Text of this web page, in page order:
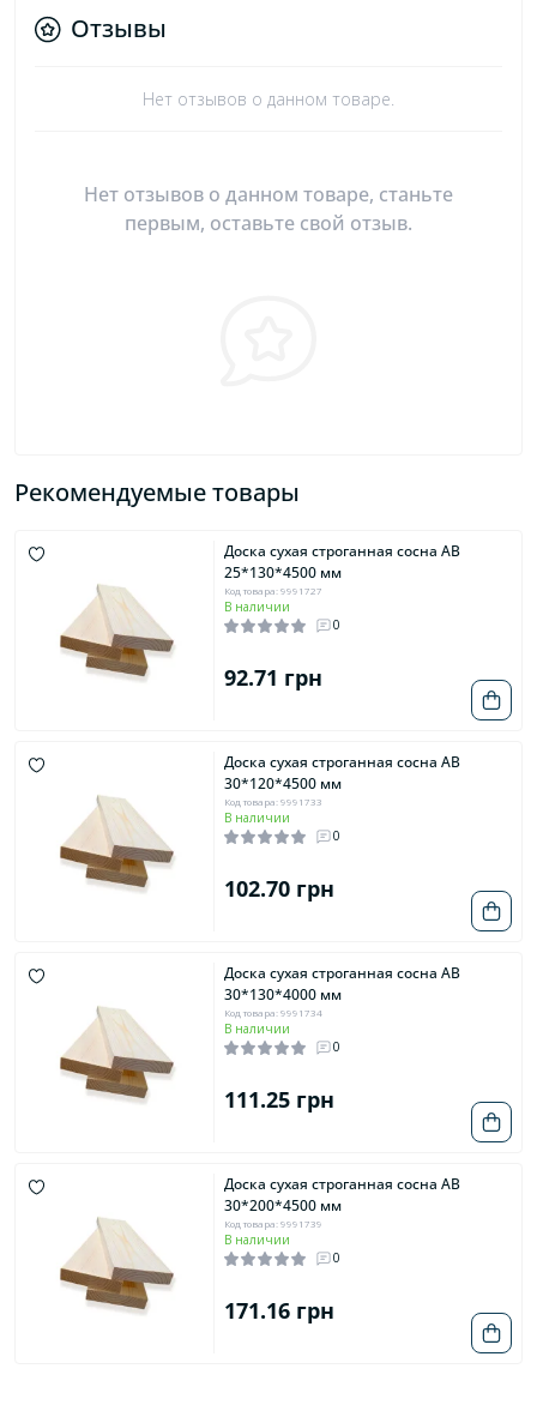
Отзывы
Нет отзывов о данном товаре.
Нет отзывов о данном товаре, станьте
первым, оставьте свой отзыв.
Рекомендуемые товары
Доска сухая строганная сосна AB
25*130*4500 мм
Код товара: 9991727
В наличии
0
92.71 грн
Доска сухая строганная сосна AB
30*120*4500 мм
Код товара: 9991733
В наличии
0
102.70 грн
Доска сухая строганная сосна AB
30*130*4000 мм
Код товара: 9991734
В наличии
0
111.25 грн
Доска сухая строганная сосна AB
30*200*4500 мм
Код товара: 9991739
В наличии
0
171.16 грн